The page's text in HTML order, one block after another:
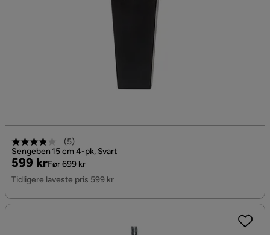
(5)
Sengeben 15 cm 4-pk, Svart
Pris
599 kr
Original
Pris
Før 699 kr
Tidligere laveste pris 599 kr